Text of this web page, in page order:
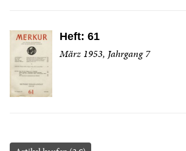
Heft: 61
März 1953, Jahrgang 7